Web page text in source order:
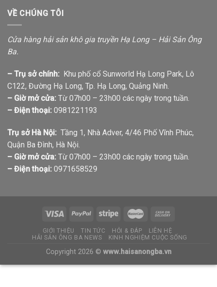
VỀ CHÚNG TÔI
Cửa hàng hải sản khô gia truyền Hạ Long – Hải Sản Ông
Ba.
– Trụ sở chính: Khu phố cổ Sunworld Hạ Long Park, Lô
C122, Đường Hạ Long, Tp. Hạ Long, Quảng Ninh.
– Giờ mở cửa: Từ 07h00 – 23h00 các ngày trong tuần.
– Điện thoại: 0981221193
Trụ sở Hà Nội: Tầng 1, Nhà Adver, 4/46 Phố Vĩnh Phúc,
Quận Ba Đình, Hà Nội.
– Giờ mở cửa: Từ 07h00 – 23h00 các ngày trong tuần.
– Điện thoại: 0971658529
GIỚI THIỆU TIN TỨC HỎI & ĐÁP
LIÊN HỆ
HẢI SẢN ÔNG BA NEWS
KINH NGHIỆM CUỘC SỐNG
Copyright 2026 © www.haisanongba.vn